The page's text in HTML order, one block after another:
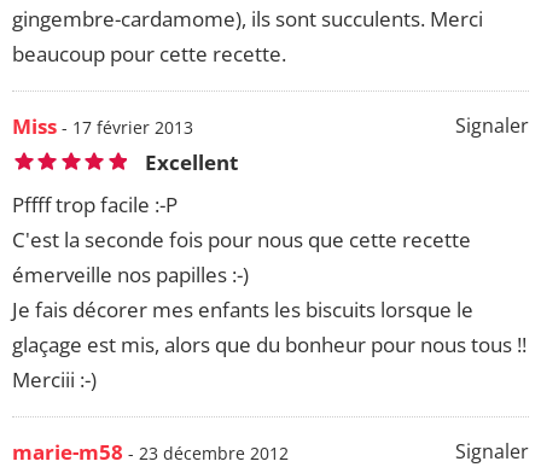
gingembre-cardamome), ils sont succulents. Merci
beaucoup pour cette recette.
Signaler
Miss - 17 février 2013
Excellent
Pffff trop facile :-P
C'est la seconde fois pour nous que cette recette
émerveille nos papilles :-)
Je fais décorer mes enfants les biscuits lorsque le
glaçage est mis, alors que du bonheur pour nous tous !!
Merciii :-)
Signaler
marie-m58 - 23 décembre 2012